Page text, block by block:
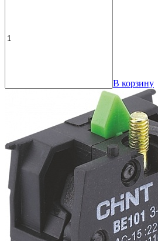
В корзину